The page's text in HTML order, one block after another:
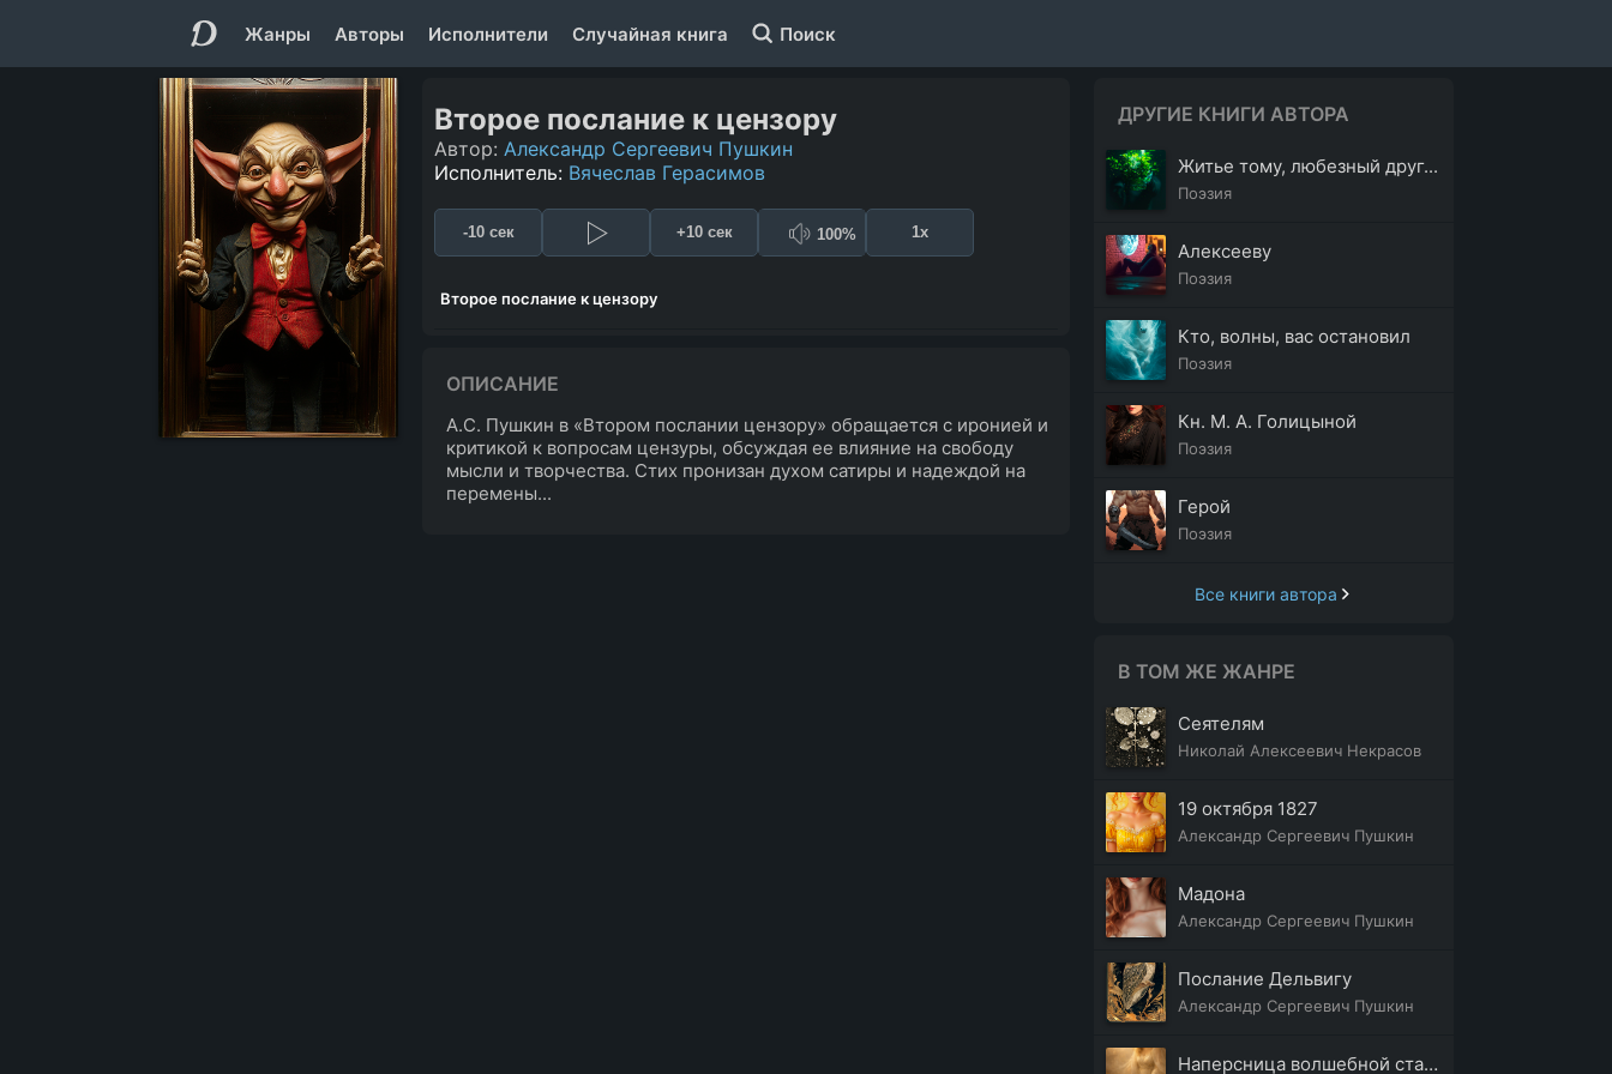
Жанры Авторы Исполнители Случайная книга Поиск
Второе послание к цензору
Автор: Александр Сергеевич Пушкин
Исполнитель: Вячеслав Герасимов
-10 сек +10 сек 100% 1x
Второе послание к цензору
ОПИСАНИЕ
А.С. Пушкин в «Втором послании цензору» обращается с иронией и
критикой к вопросам цензуры, обсуждая ее влияние на свободу
мысли и творчества. Стих пронизан духом сатиры и надеждой на
перемены...
ДРУГИЕ КНИГИ АВТОРА
Житье тому, любезный друг...
Поэзия
Алексееву
Поэзия
Кто, волны, вас остановил
Поэзия
Кн. М. А. Голицыной
Поэзия
Герой
Поэзия
Все книги автора
В ТОМ ЖЕ ЖАНРЕ
Сеятелям
Николай Алексеевич Некрасов
19 октября 1827
Александр Сергеевич Пушкин
Мадона
Александр Сергеевич Пушкин
Послание Дельвигу
Александр Сергеевич Пушкин
Наперсница волшебной старины